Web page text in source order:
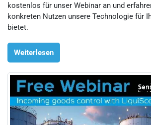
kostenlos für unser Webinar an und
konkreten Nutzen unsere Technologie für
bietet.
Weiterlesen